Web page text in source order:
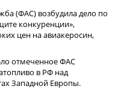
(ФАС) возбудила дело по
конкуренции»,
цен на авиакеросин,
отмеченное ФАС
в РФ над
Западной Европы.